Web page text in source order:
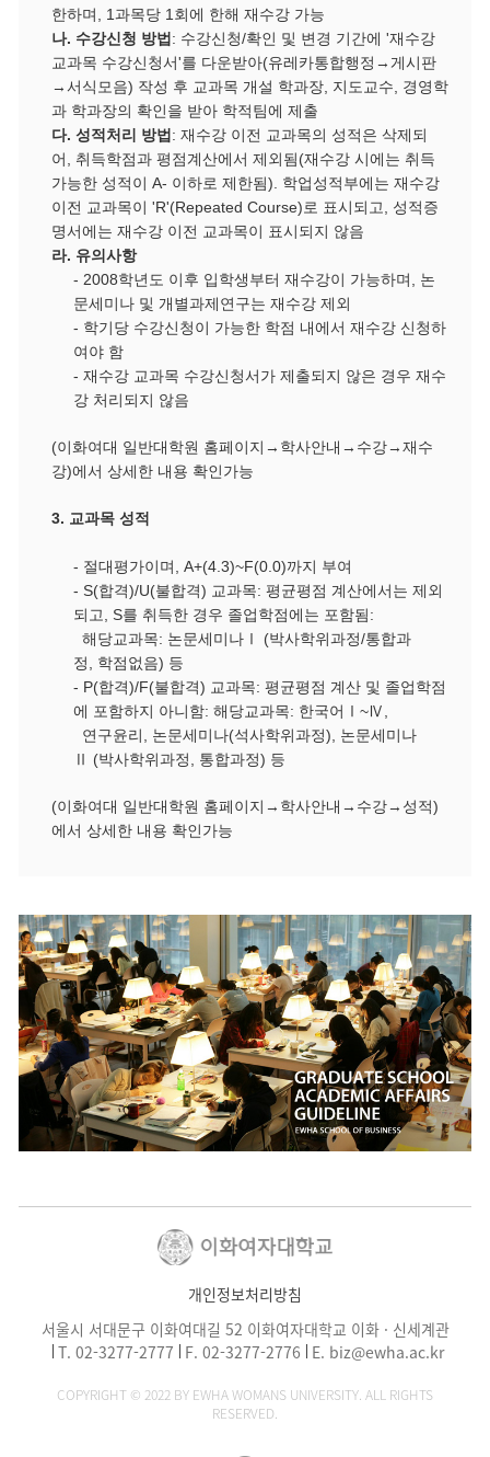
한하며
, 1과목당 1 회에 한해 재수강 가능
나. 수강신청 방법 : 수강신청/확인 및 변경 기간에 '재수강
교과목 수강신청서'를 다운받아(유레카통합행정 → 게시판
→서식모음) 작성 후 교과목 개설 학과장 지도교수
경영학
과 학과장의 확인을 받아 학적팀에 제출
다. 성적처리 방법 : 재수강 이전 교과목의 성적은 삭제되
어
취득학점과 평점계산에서 제외됨(재수강 시에는 취득
가능한 성적이 A- 이하로 제한됨). 학업성적부에는 재수강
이전 교과목이 'R'(Repeated Course)로 표시되고
성적증
명서에는 재수강 이전 교과목이 표시되지 않음
라. 유의사항
- 2008학년도 이후 입학생부터 재수강이 가능하며
논
문세미나 및 개별과제연구는 재수강 제외
- 학기당 수강신청이 가능한 학점 내에서 재수강 신청하
여야 함
- 재수강 교과목 수강신청서가 제출되지 않은 경우 재수
강 처리되지 않음
(이화여대 일반대학원 홈페이지→학사안내→수강→재수
강)에서 상세한 내용 확인가능
3. 교과목 성적
- 절대평가이며 , A+(4.3)~F(0.0)까지 부여
- S(합격)/U(불합격) 교과목: 평균평점 계산에서는 제외
되고
, S를 취득한 경우 졸업학점에는 포함됨:
해당교과목: 논문세미나 Ⅰ (박사학위과정/통합과
정
학점없음) 등
- P(합격)/F(불합격) 교과목: 평균평점 계산 및 졸업학점
에 포함하지 아니함: 해당교과목: 한국어 Ⅰ~Ⅳ,
연구윤리
논문세미나(석사학위과정), 논문세미나
Ⅱ (박사학위과정 통합과정) 등
(이화여대 일반대학원 홈페이지→학사안내→수강→성적)
에서 상세한 내용 확인가능
개인정보처리방침
서울시 서대문구 이화여대길 52 이화여자대학교 이화 · 신세계관
T. 02-3277-2777 F. 02-3277-2776 E. biz@ewha.ac.kr
COPYRIGHT © 2022 BY EWHA WOMANS UNIVERSITY. ALL RIGHTS
RESERVED.